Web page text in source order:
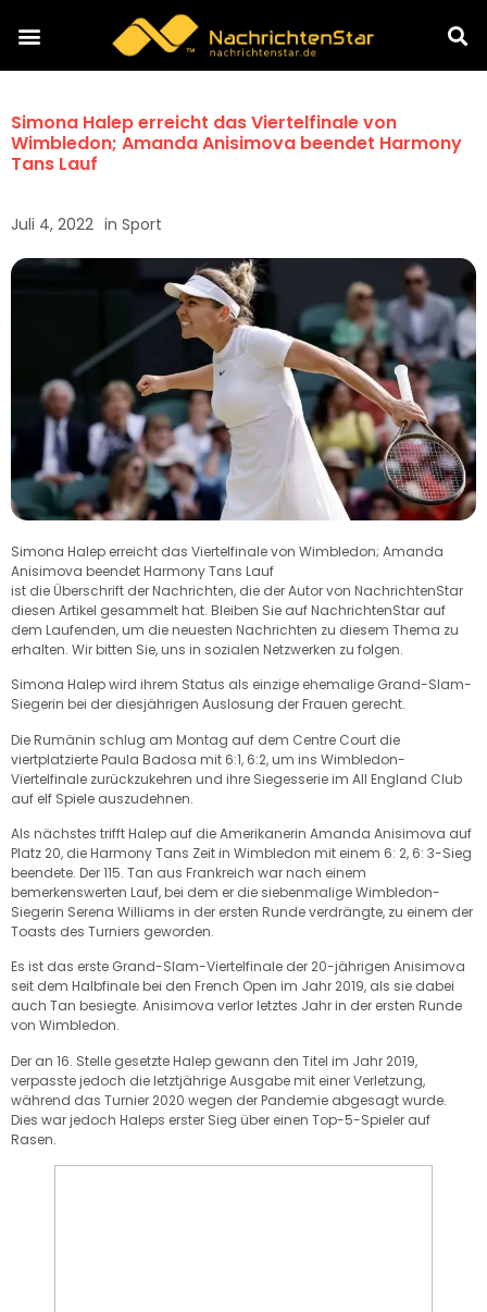
Simona Halep erreicht das Viertelfinale von
Wimbledon; Amanda Anisimova beendet Harmony
Tans Lauf
Juli 4, 2022 in Sport
Simona Halep erreicht das Viertelfinale von Wimbledon; Amanda
Anisimova beendet Harmony Tans Lauf
ist die Überschrift der Nachrichten, die der Autor von NachrichtenStar
diesen Artikel gesammelt hat. Bleiben Sie auf NachrichtenStar auf
dem Laufenden, um die neuesten Nachrichten zu diesem Thema zu
erhalten. Wir bitten Sie, uns in sozialen Netzwerken zu folgen.
Simona Halep wird ihrem Status als einzige ehemalige Grand-Slam-
Siegerin bei der diesjährigen Auslosung der Frauen gerecht.
Die Rumänin schlug am Montag auf dem Centre Court die
viertplatzierte Paula Badosa mit 6:1, 6:2, um ins Wimbledon-
Viertelfinale zurückzukehren und ihre Siegesserie im All England Club
auf elf Spiele auszudehnen.
Als nächstes trifft Halep auf die Amerikanerin Amanda Anisimova auf
Platz 20, die Harmony Tans Zeit in Wimbledon mit einem 6: 2, 6: 3-Sieg
beendete. Der 115. Tan aus Frankreich war nach einem
bemerkenswerten Lauf, bei dem er die siebenmalige Wimbledon-
Siegerin Serena Williams in der ersten Runde verdrängte, zu einem der
Toasts des Turniers geworden.
Es ist das erste Grand-Slam-Viertelfinale der 20-jährigen Anisimova
seit dem Halbfinale bei den French Open im Jahr 2019, als sie dabei
auch Tan besiegte. Anisimova verlor letztes Jahr in der ersten Runde
von Wimbledon.
Der an 16. Stelle gesetzte Halep gewann den Titel im Jahr 2019,
verpasste jedoch die letztjährige Ausgabe mit einer Verletzung,
während das Turnier 2020 wegen der Pandemie abgesagt wurde.
Dies war jedoch Haleps erster Sieg über einen Top-5-Spieler auf
Rasen.